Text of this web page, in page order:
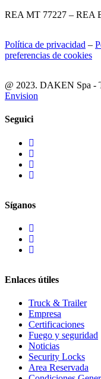
REA MT 77227 – REA
Política de privacidad –
preferencias de cookies
@ 2023. DAKEN Spa -
Envision
Seguici
Síganos
Enlaces útiles
Truck & Trailer
Empresa
Certificaciones
Fuego y seguridad
Noticias
Security Locks
Area Reservada